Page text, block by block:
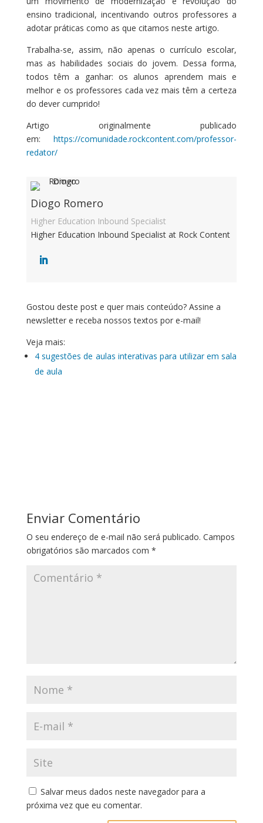
ensino tradicional, incentivando outros professores a
adotar práticas como as que citamos neste artigo.
Trabalha-se, assim, não apenas o currículo escolar,
mas as habilidades sociais do jovem. Dessa forma,
todos têm a ganhar: os alunos aprendem mais e
melhor e os professores cada vez mais têm a certeza
do dever cumprido!
Artigo originalmente publicado
em:https://comunidade.rockcontent.com/professor-
redator/
Diogo Romero
Higher Education Inbound Specialist
Higher Education Inbound Specialist at Rock Content
Gostou deste post e quer mais conteúdo? Assine a
newsletter e receba nossos textos por e-mail!
Veja mais:
4 sugestões de aulas interativas para utilizar em sala
de aula
Enviar Comentário
O seu endereço de e-mail não será publicado. Campos
obrigatórios são marcados com *
Salvar meus dados neste navegador para a
próxima vez que eu comentar.